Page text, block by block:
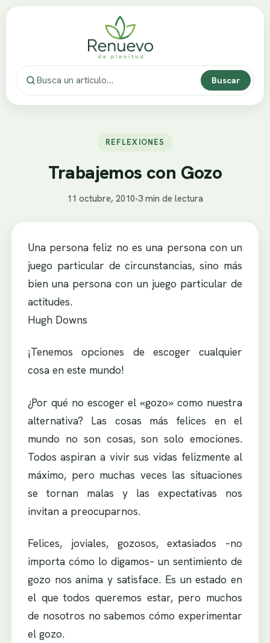
Buscar
REFLEXIONES
Trabajemos con Gozo
11 octubre, 2010•3 min de lectura
Una persona feliz no es una persona con un
juego particular de circunstancias, sino más
bien una persona con un juego particular de
actitudes.
Hugh Downs
¡Tenemos opciones de escoger cualquier
cosa en este mundo!
¿Por qué no escoger el «gozo» como nuestra
alternativa? Las cosas más felices en el
mundo no son cosas, son solo emociones.
Todos aspiran a vivir sus vidas felizmente al
máximo, pero muchas veces las situaciones
se tornan malas y las expectativas nos
invitan a preocuparnos.
Felices, joviales, gozosos, extasiados –no
importa cómo lo digamos– un sentimiento de
gozo nos anima y satisface. Es un estado en
el que todos queremos estar, pero muchos
de nosotros no sabemos cómo experimentar
el gozo.